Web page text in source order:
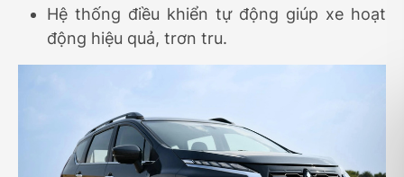
Hệ thống điều khiển tự động giúp xe hoạt
động hiệu quả, trơn tru.